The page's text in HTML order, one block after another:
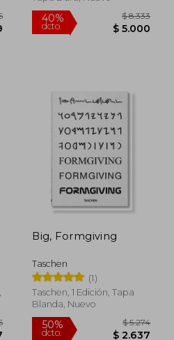
40%
dcto.
Big, Formgiving
Taschen
(1)
Taschen, 1 Edición, Tapa
Blanda, Nuevo